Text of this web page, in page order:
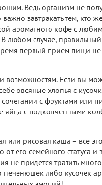
Ведь организм не
завтракать тем, кто
ароматного кофе с
любом случае,
первый прием пищи не
Если вы
овсяные хлопья с
с фруктами или
яйца с подкопченными
или рисовая каша – все
его семейного статуса и
не придется тратить
либо кусочек